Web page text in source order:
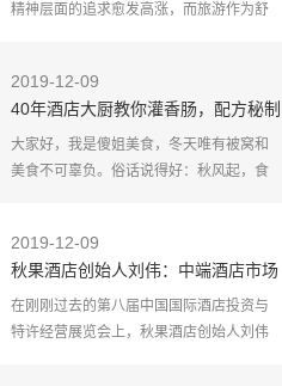
精神层面的追求愈发高涨，而旅游作为舒
次高达7.82亿，创
2019-12-09
40年酒店大厨教你灌香肠，配方秘制
做法简单，爱吃腊肠不用买了
大家好，我是傻姐美食，冬天唯有被窝和
美食不可辜负。俗话说得好：秋风起，食
是烟熏的，一种是
2019-12-09
秋果酒店创始人刘伟：中端酒店市场
大有可为
在刚刚过去的第八届中国国际酒店投资与
特许经营展览会上，秋果酒店创始人刘伟